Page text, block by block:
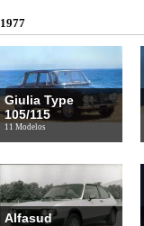
1977
Giulia Type
105/115
11 Modelos
Alfasud